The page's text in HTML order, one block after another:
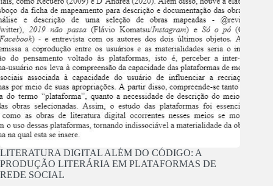
LITERATURA DIGITAL ALÉM DO CÓDIGO: A
PRODUÇÃO LITERÁRIA EM PLATAFORMAS DE
REDE SOCIAL